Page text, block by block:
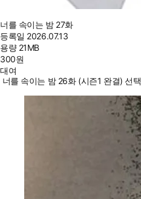
너를 속이는 밤 27화
등록일 2026.07.13
용량 21MB
300원
대여
너를 속이는 밤 26화 (시즌1 완결) 선택